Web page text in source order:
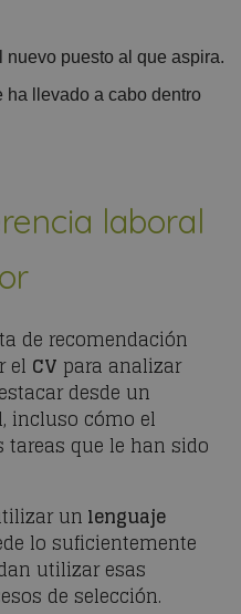
nuevo puesto al que aspira.
ha llevado a cabo dentro
laboral
de recomendación
el CV para analizar
desde un
incluso cómo el
tareas que le han sido
un lenguaje
lo suficientemente
utilizar esas
de selección.